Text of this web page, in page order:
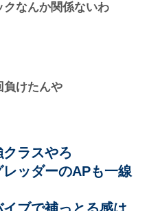
なんか関係ないわ
負けたんや
ラスやろ
ッダーのAPも一線